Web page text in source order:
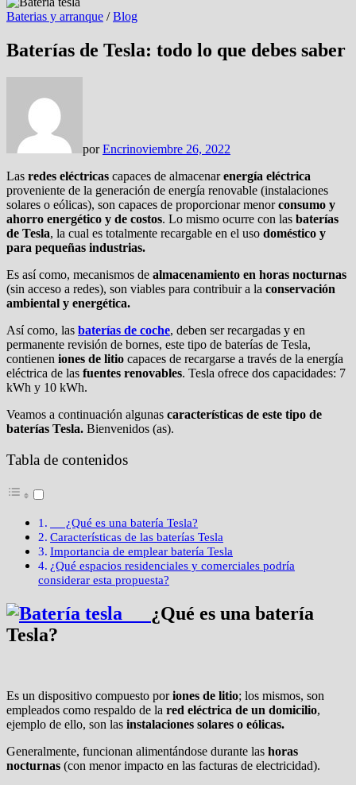
Baterias y arranque /Blog
Baterías de Tesla: todo lo que debes saber
porEncrinoviembre 26, 2022
Las redes eléctricas capaces de almacenarenergía eléctrica
proveniente de la generación de energía renovable (instalaciones
solares o eólicas), son capaces de proporcionar menorconsumo y
ahorro energético y de costos. Lo mismo ocurre con las baterías
de Tesla, la cual es totalmente recargable en el uso doméstico y
para pequeñas industrias.
Es así como, mecanismos de almacenamiento en horas nocturnas
(sin acceso a redes), son viables para contribuir a la conservación
ambiental y energética.
Así como, las baterías de coche, deben ser recargadas y en
permanente revisión de bornes, este tipo de baterías de Tesla,
contienen iones de litio capaces de recargarse a través de la energía
eléctrica de las fuentes renovables. Tesla ofrece dos capacidades: 7
kWh y 10 kWh.
Veamos a continuación algunas características de este tipo de
baterías Tesla. Bienvenidos (as).
Tabla de contenidos
¿Qué es una batería Tesla?
Características de las baterías Tesla
Importancia de emplear batería Tesla
¿Qué espacios residenciales y comerciales podría
considerar esta propuesta?
¿Qué es una batería
Tesla?
Es un dispositivo compuesto poriones de litio; los mismos, son
empleados como respaldo de la red eléctrica de un domicilio,
ejemplo de ello, son las instalaciones solares o eólicas.
Generalmente, funcionan alimentándose durante las horas
nocturnas (con menor impacto en las facturas de electricidad).